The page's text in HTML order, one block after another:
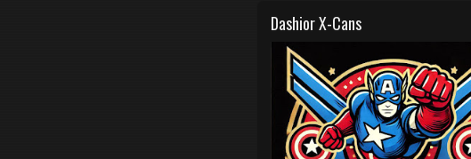
Dashior X-Cans